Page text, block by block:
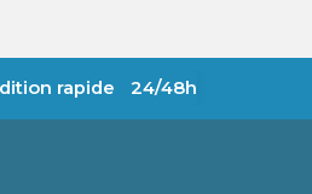
rapide 24/48h